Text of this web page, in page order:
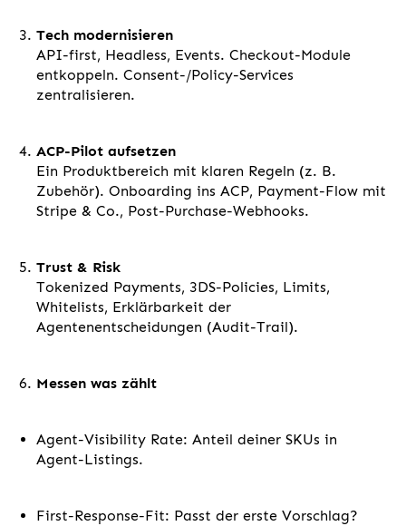
Tech modernisieren
API-first, Headless, Events. Checkout-Module
entkoppeln. Consent-/Policy-Services
zentralisieren.
ACP-Pilot aufsetzen
Ein Produktbereich mit klaren Regeln (z. B.
Zubehör). Onboarding ins ACP, Payment-Flow mit
Stripe & Co., Post-Purchase-Webhooks.
Trust & Risk
Tokenized Payments, 3DS-Policies, Limits,
Whitelists, Erklärbarkeit der
Agentenentscheidungen (Audit-Trail).
Messen was zählt
Agent-Visibility Rate: Anteil deiner SKUs in
Agent-Listings.
First-Response-Fit: Passt der erste Vorschlag?